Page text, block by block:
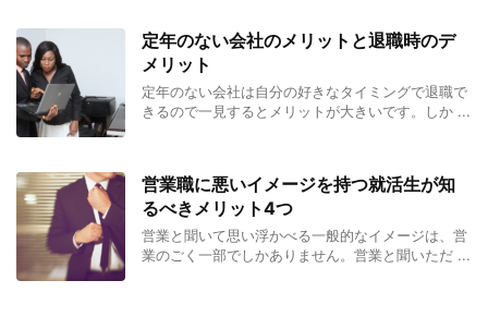
定年のない会社のメリットと退職時のデ
メリット
定年のない会社は自分の好きなタイミングで退職で
きるので一見するとメリットが大きいです。しか ...
営業職に悪いイメージを持つ就活生が知
るべきメリット4つ
営業と聞いて思い浮かべる一般的なイメージは、営
業のごく一部でしかありません。営業と聞いただ ...